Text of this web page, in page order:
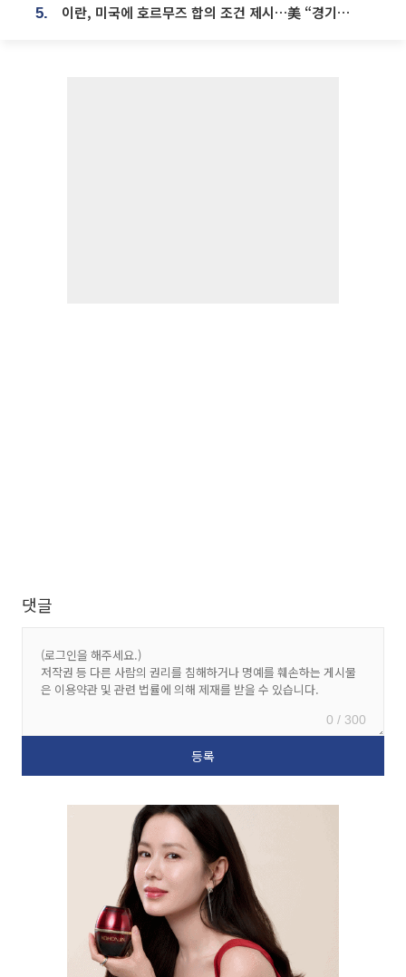
5. 이란, 미국에 호르무즈 합의 조건 제시…美 “경기 아직 안 끝나” [종합]
댓글
0 / 300